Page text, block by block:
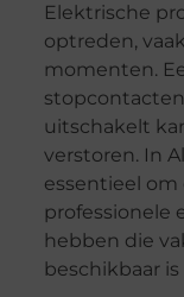
Elektrische
optreden,
momenten.
uitschakelt
verstoren. In
essentieel
professionele
hebben die
beschikbaar